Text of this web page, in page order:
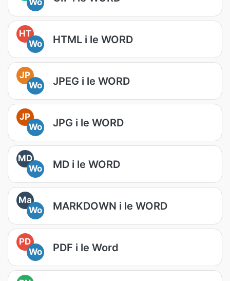
Wo
HT
Wo
HTML i le WORD
JP
Wo
JPEG i le WORD
JP
Wo
JPG i le WORD
MD
Wo
MD i le WORD
Ma
Wo
MARKDOWN i le WORD
PD
Wo
PDF i le Word